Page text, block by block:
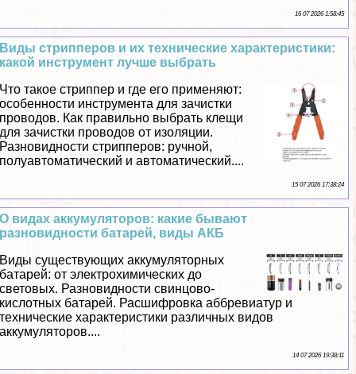
16 07 2026 1:58:45
Виды стpиппepов и их технические хаpaктеристики:
какой инструмент лучше выбрать
Что такое стpиппep и где его применяют:
особенности инструмента для зачистки
проводов. Как правильно выбрать клещи
для зачистки проводов от изоляции.
Разновидности стpиппepов: ручной,
полуавтоматический и автоматический....
15 07 2026 17:38:24
О видах аккумуляторов: какие бывают
разновидности батарей, виды АКБ
Виды существующих аккумуляторных
батарей: от электрохимических до
световых. Разновидности свинцово-
кислотных батарей. Расшифровка аббревиатур и
технические хаpaктеристики различных видов
аккумуляторов....
14 07 2026 19:38:11